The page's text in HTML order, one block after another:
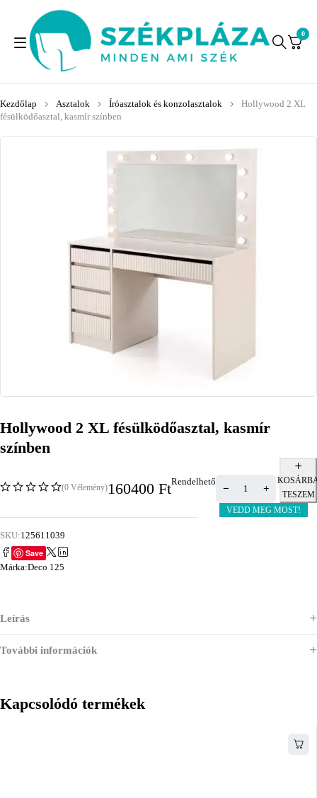
0
Kezdőlap Asztalok Íróasztalok és konzolasztalok
Hollywood 2 XL
fésülködőasztal, kasmír színben
Hollywood 2 XL fésülködőasztal, kasmír
színben
(0 Vélemény)160400 FtRendelhető
TESZEM
VEDD MEG MOST!
SKU:125611039
Save
Márka:Deco 125
Leírás
További információk
Kapcsolódó termékek